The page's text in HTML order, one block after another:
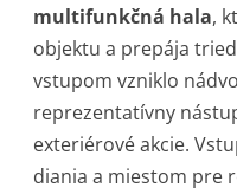
multifunkčná hala,
objektu a prepája
vstupom vzniklo
reprezentatívny
exteriérové akcie.
diania a miestom pre